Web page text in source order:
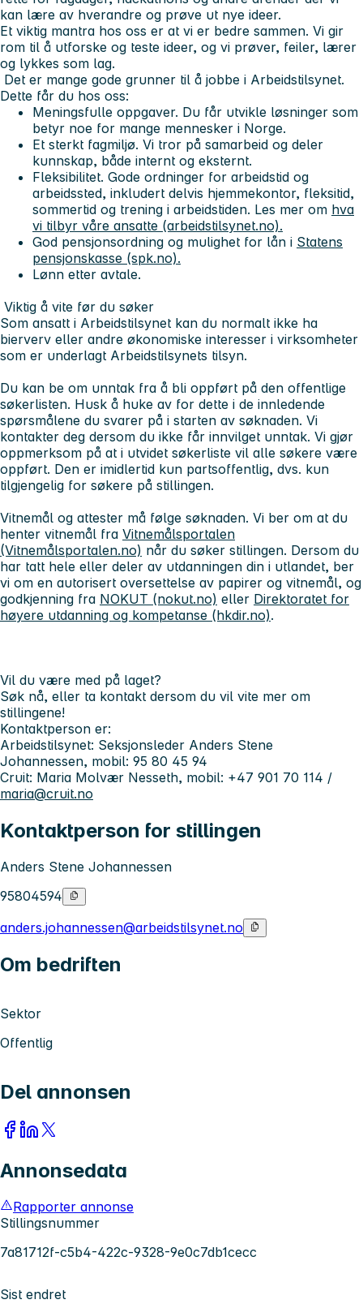
kan lære av hverandre og prøve ut nye ideer.
Et viktig mantra hos oss er at vi er bedre sammen. Vi gir
rom til å utforske og teste ideer, og vi prøver, feiler, lærer
og lykkes som lag.
Det er mange gode grunner til å jobbe i Arbeidstilsynet.
Dette får du hos oss:
Meningsfulle oppgaver. Du får utvikle løsninger som
betyr noe for mange mennesker i Norge.
Et sterkt fagmiljø. Vi tror på samarbeid og deler
kunnskap, både internt og eksternt.
Fleksibilitet. Gode ordninger for arbeidstid og
arbeidssted, inkludert delvis hjemmekontor, fleksitid,
sommertid og trening i arbeidstiden. Les mer om hva
vi tilbyr våre ansatte (arbeidstilsynet.no).
God pensjonsordning og mulighet for lån i Statens
pensjonskasse (spk.no).
Lønn etter avtale.
Viktig å vite før du søker
Som ansatt i Arbeidstilsynet kan du normalt ikke ha
bierverv eller andre økonomiske interesser i virksomheter
som er underlagt Arbeidstilsynets tilsyn.
Du kan be om unntak fra å bli oppført på den offentlige
søkerlisten. Husk å huke av for dette i de innledende
spørsmålene du svarer på i starten av søknaden. Vi
kontakter deg dersom du ikke får innvilget unntak. Vi gjør
oppmerksom på at i utvidet søkerliste vil alle søkere være
oppført. Den er imidlertid kun partsoffentlig, dvs. kun
tilgjengelig for søkere på stillingen.
Vitnemål og attester må følge søknaden. Vi ber om at du
henter vitnemål fra Vitnemålsportalen
(Vitnemålsportalen.no) når du søker stillingen. Dersom du
har tatt hele eller deler av utdanningen din i utlandet, ber
vi om en autorisert oversettelse av papirer og vitnemål, og
godkjenning fra NOKUT (nokut.no) eller Direktoratet for
høyere utdanning og kompetanse (hkdir.no).
Vil du være med på laget?
Søk nå, eller ta kontakt dersom du vil vite mer om
stillingene!
Kontaktperson er:
Arbeidstilsynet: Seksjonsleder Anders Stene
Johannessen, mobil: 95 80 45 94
Cruit: Maria Molvær Nesseth, mobil: +47 901 70 114 /
maria@cruit.no
Kontaktperson for stillingen
Anders Stene Johannessen
95804594
anders.johannessen@arbeidstilsynet.no
Om bedriften
Sektor
Offentlig
Del annonsen
Annonsedata
Rapporter annonse
Stillingsnummer
7a81712f-c5b4-422c-9328-9e0c7db1cecc
Sist endret